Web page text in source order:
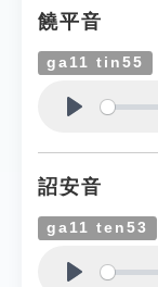
饒平音
ga11 tin55
詔安音
ga11 ten53